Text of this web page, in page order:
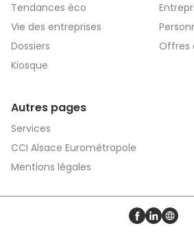
Tendances éco
Vie des entreprises
Dossiers
Kiosque
Offres
Autres pages
Services
CCI Alsace Eurométropole
Mentions légales
ProfilProfilSite